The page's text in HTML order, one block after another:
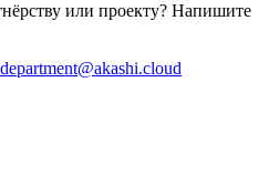
или проекту? Напишите